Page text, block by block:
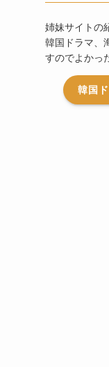
姉妹サイトの
韓国ドラマ、
すのでよかっ
韓国